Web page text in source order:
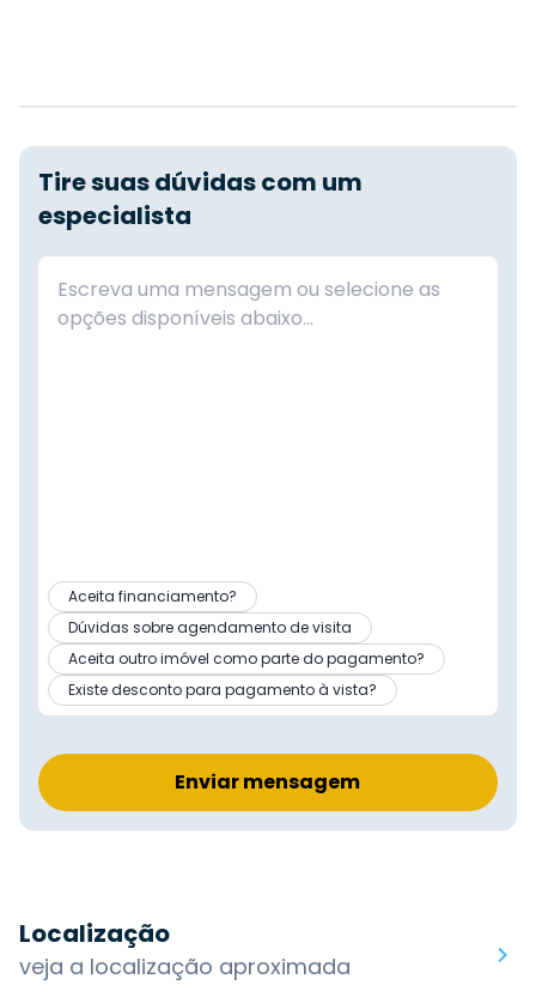
Tire suas dúvidas com um
especialista
Aceita financiamento?
Dúvidas sobre agendamento de visita
Aceita outro imóvel como parte do pagamento?
Existe desconto para pagamento à vista?
Enviar mensagem
Localização
veja a localização aproximada